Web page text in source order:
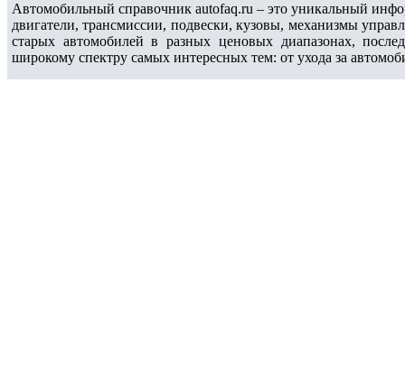
Автомобильный справочник autofaq.ru – это уникальный
двигатели, трансмиссии, подвески, кузовы, механизмы
старых автомобилей в разных ценовых диапазонах,
широкому спектру самых интересных тем: от ухода за